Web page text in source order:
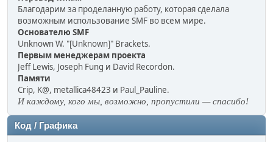
Благодарим за проделанную работу, которая сделала
возможным использование SMF во всем мире.
Основателю SMF
Unknown W. "[Unknown]" Brackets.
Первым менеджерам проекта
Jeff Lewis, Joseph Fung и David Recordon.
Памяти
Crip, K@, metallica48423 и Paul_Pauline.
И каждому, кого мы, возможно, пропустили — спасибо!
Код / Графика